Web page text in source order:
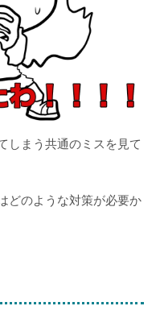
しまう共通のミスを見て
どのような対策が必要か